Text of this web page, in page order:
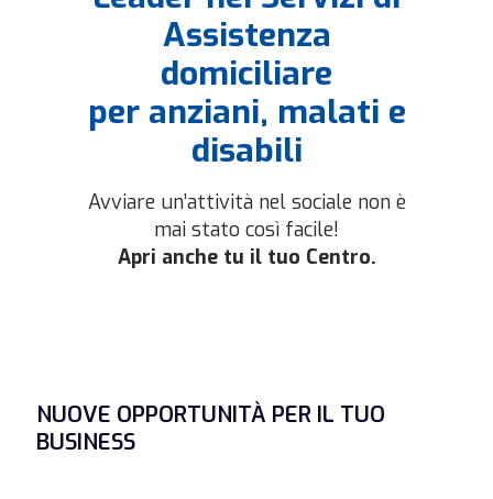
Indicazioni
Peschiera Borromeo
Via Carlo Mazzola, 6
Italia
Telefono 02 96849185
8.6 km
Indicazioni
Assistenza
domiciliare
per anziani, malati e
disabili
Avviare un’attività nel sociale non è
mai stato così facile!
Apri anche tu il tuo Centro.
NUOVE OPPORTUNITÀ PER IL TUO
BUSINESS